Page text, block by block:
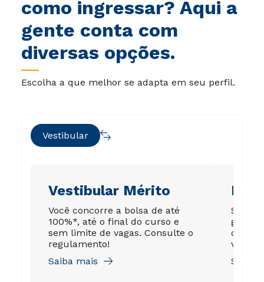
como ingressar? Aqui a
gente conta com
diversas opções.
Escolha a que melhor se adapta em seu perfil.
Vestibular
Vestibular Mérito
Você concorre a bolsa de até
100%*, até o final do curso e
sem limite de vagas. Consulte o
regulamento!
Saiba mais
Sua
de até
válida
Saiba